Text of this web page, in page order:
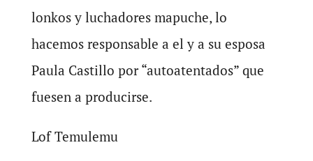
lonkos y luchadores mapuche, lo
hacemos responsable a el y a su esposa
Paula Castillo por “autoatentados” que
fuesen a producirse.
Lof Temulemu